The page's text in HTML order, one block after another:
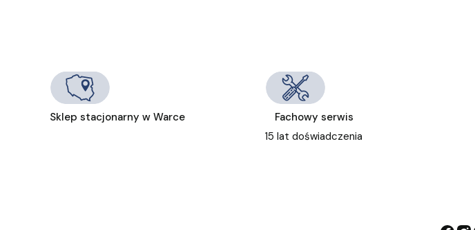
Sklep stacjonarny w Warce
Fachowy serwis
15 lat doświadczenia